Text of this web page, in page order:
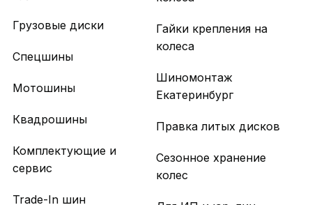
Грузовые диски
Спецшины
Мотошины
Квадрошины
Комплектующие и
сервис
Trade-In шин
Гайки крепления на
колеса
Шиномонтаж
Екатеринбург
Правка литых дисков
Сезонное хранение
колес